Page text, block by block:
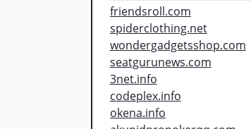
friendsroll.com
spiderclothing.net
wondergadgetsshop.com
seatgurunews.com
3net.info
codeplex.info
okena.info